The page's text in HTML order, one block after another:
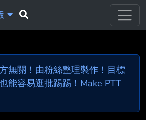
無關！由粉絲整理製作！目標
能容易逛批踢踢！Make PTT